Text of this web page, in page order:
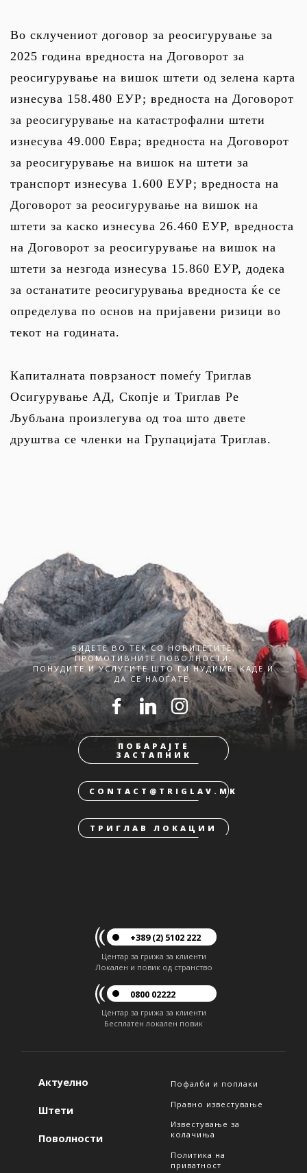
Во склучениот договор за реосигурување за
2025 година вредноста на Договорот за
реосигурување на вишок штети од зелена карта
изнесува 158.480 ЕУР; вредноста на Договорот
за реосигурување на катастрофални штети
изнесува 49.000 Евра; вредноста на Договорот
за реосигурување на вишок на штети за
транспорт изнесува 1.600 ЕУР; вредноста на
Договорот за реосигурување на вишок на
штети за каско изнесува 26.460 ЕУР, вредноста
на Договорот за реосигурување на вишок на
штети за незгода изнесува 15.860 ЕУР, додека
за останатите реосигурувања вредноста ќе се
определува по основ на пријавени ризици во
текот на годината.
Капиталната поврзаност помеѓу Триглав
Осигурување АД, Скопје и Триглав Ре
Љубљана произлегува од тоа што двете
друштва се членки на Групацијата Триглав.
БИДЕТЕ ВО ТЕК СО НОВИТЕТИТЕ,
ПРОМОТИВНИТЕ ПОВОЛНОСТИ,
ПОНУДИТЕ И УСЛУГИТЕ ШТО ГИ НУДИМЕ. КАДЕ И
ДА СЕ НАОЃАТЕ.
ПОБАРАЈТЕ
ЗАСТАПНИК
CONTACT@TRIGLAV.MK
ТРИГЛАВ ЛОКАЦИИ
+389 (2) 5102 222
Центар за грижа за клиенти
Локален и повик од странство
0800 02222
Центар за грижа за клиенти
Бесплатен локален повик
Актуелно
Штети
Поволности
Пофалби и поплаки
Правно известување
Известување за
колачиња
Политика на
приватност